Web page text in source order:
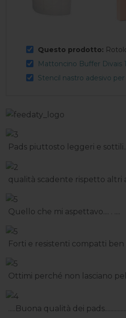
Questo prodotto:
Mattoncino Buffer Divais
Stencil nastro adesivo
Pads piuttosto leggeri e
qualità scadente rispetto altri
Quello che mi aspettavo.... . ....
Forti e resistenti compatti
Ottimi perché non lasciano
.....Buona qualità dei pads...............